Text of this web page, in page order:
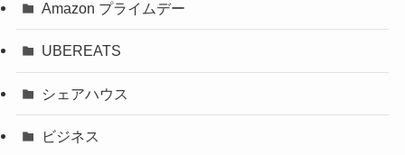
Amazon プライムデー
UBEREATS
シェアハウス
ビジネス